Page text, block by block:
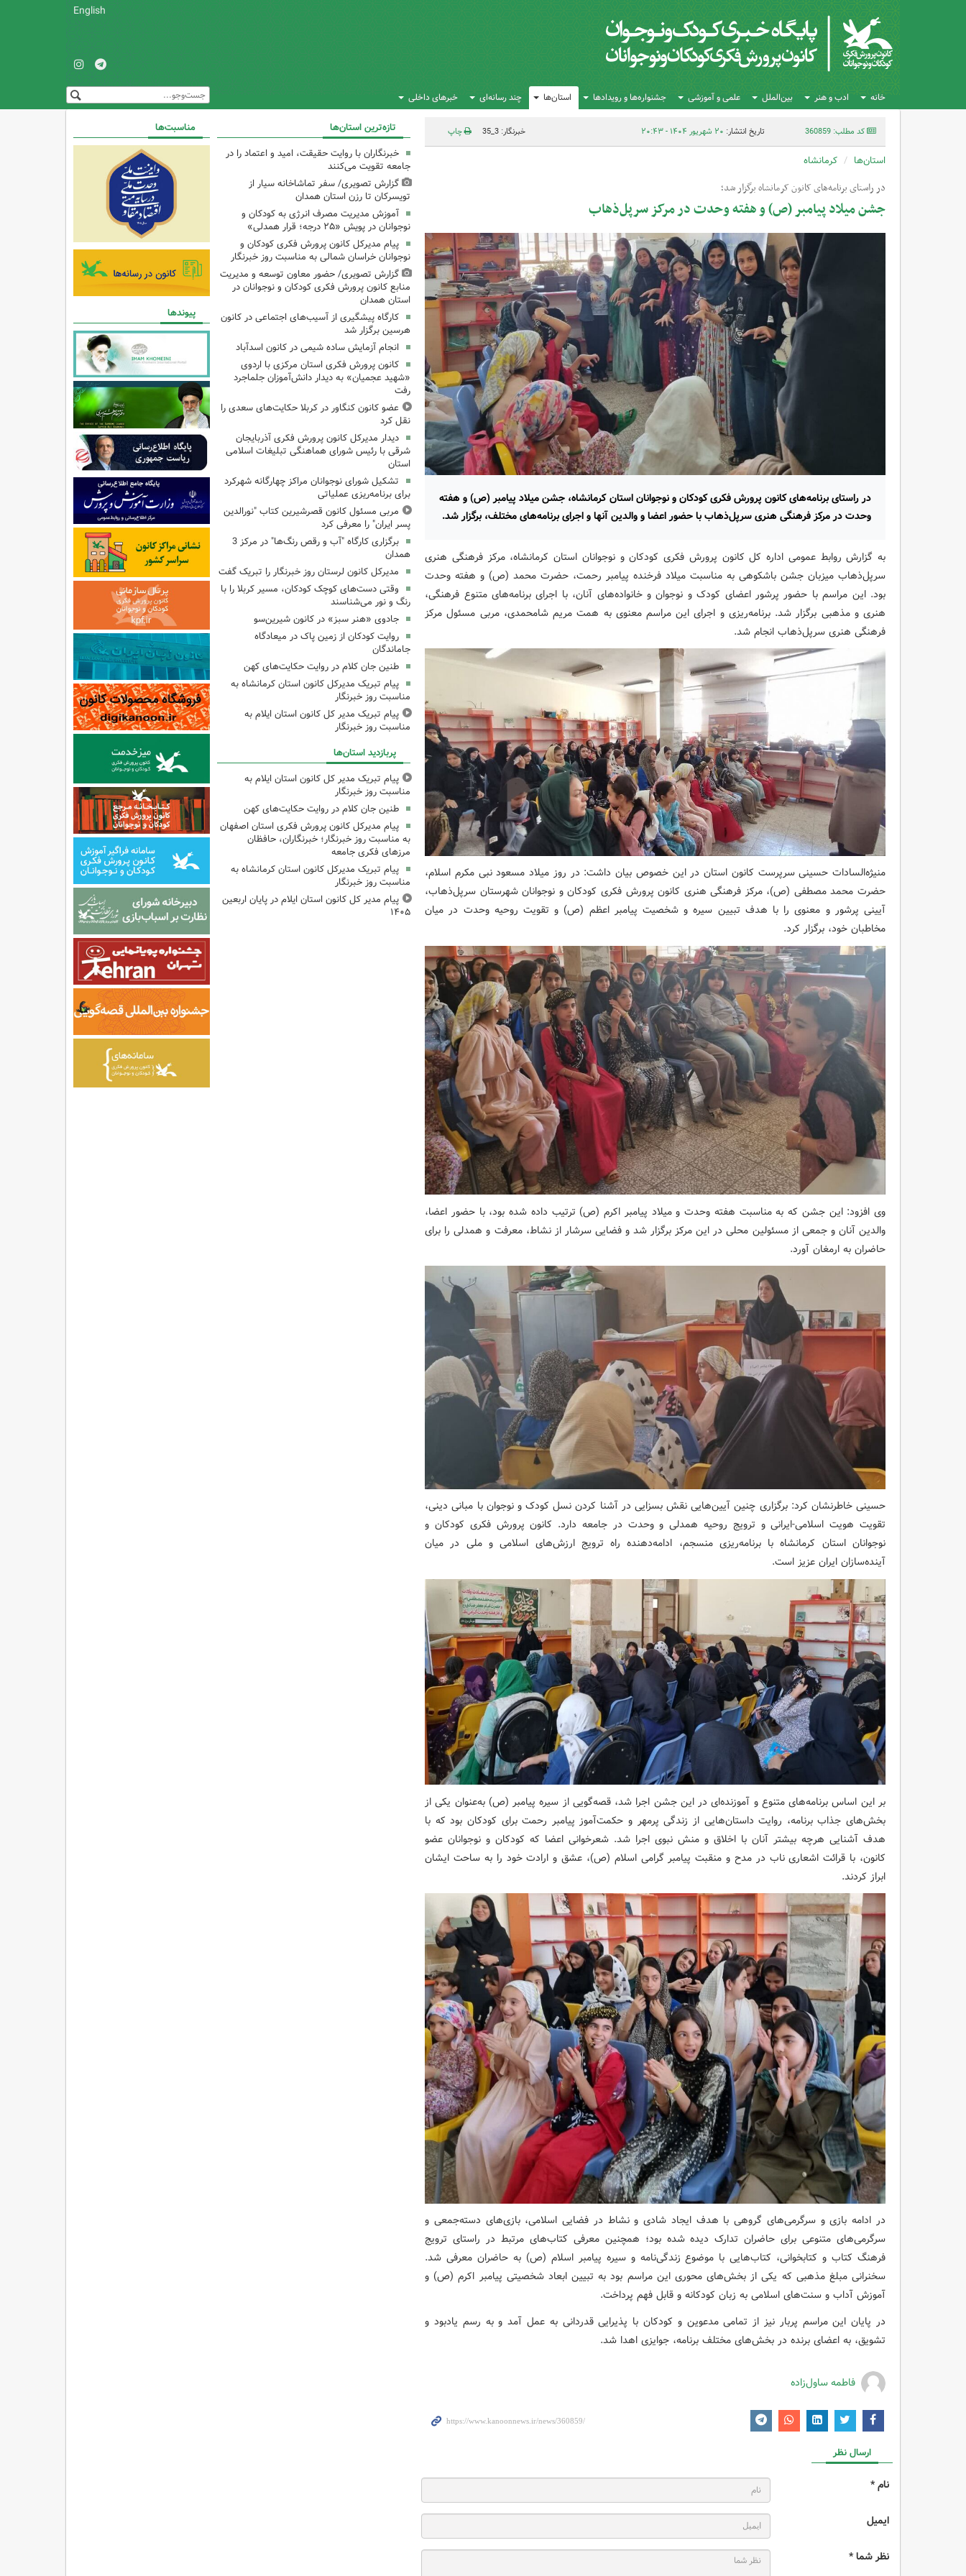
English
خانه ادب و هنر بین‌الملل علمی و آموزشی جشنواره‌ها و رویدادها استان‌ها چند رسانه‌ای خبرهای داخلی
کد مطلب: 360859 تاریخ انتشار: ۲۰ شهریور ۱۴۰۴ - ۲۰:۴۳ خبرنگار: 3_35 چاپ
استان‌ها کرمانشاه
در راستای برنامه‌های کانون کرمانشاه برگزار شد؛
جشن میلاد پیامبر (ص) و هفته وحدت در مرکز سرپل‌ذهاب
در راستای برنامه‌های کانون پرورش فکری کودکان و نوجوانان استان کرمانشاه، جشن میلاد پیامبر (ص) و هفته
وحدت در مرکز فرهنگی هنری سرپل‌ذهاب با حضور اعضا و والدین آنها و اجرای برنامه‌های مختلف، برگزار شد.
به گزارش روابط عمومی اداره کل کانون پرورش فکری کودکان و نوجوانان استان کرمانشاه، مرکز فرهنگی هنری
سرپل‌ذهاب میزبان جشن باشکوهی به مناسبت میلاد فرخنده پیامبر رحمت، حضرت محمد (ص) و هفته وحدت
بود. این مراسم با حضور پرشور اعضای کودک و نوجوان و خانواده‌های آنان، با اجرای برنامه‌های متنوع فرهنگی،
هنری و مذهبی برگزار شد. برنامه‌ریزی و اجرای این مراسم معنوی به همت مریم شامحمدی، مربی مسئول مرکز
فرهنگی هنری سرپل‌ذهاب انجام شد.
منیژه‌السادات حسینی سرپرست کانون استان در این خصوص بیان داشت: در روز میلاد مسعود نبی مکرم اسلام،
حضرت محمد مصطفی (ص)، مرکز فرهنگی هنری کانون پرورش فکری کودکان و نوجوانان شهرستان سرپل‌ذهاب،
آیینی پرشور و معنوی‌ را با هدف تبیین سیره و شخصیت پیامبر اعظم (ص) و تقویت روحیه وحدت در میان
مخاطبان خود، برگزار کرد.
وی افزود: این جشن که به مناسبت هفته وحدت و میلاد پیامبر اکرم (ص) ترتیب داده شده بود، با حضور اعضا،
والدین آنان و جمعی از مسئولین محلی در این مرکز برگزار شد و فضایی سرشار از نشاط، معرفت و همدلی را برای
حاضران به ارمغان آورد.
حسینی خاطرنشان کرد: برگزاری چنین آیین‌هایی نقش بسزایی در آشنا کردن نسل کودک و نوجوان با مبانی دینی،
تقویت هویت اسلامی-ایرانی و ترویج روحیه همدلی و وحدت در جامعه دارد. کانون پرورش فکری کودکان و
نوجوانان استان کرمانشاه با برنامه‌ریزی منسجم، ادامه‌دهنده راه ترویج ارزش‌های اسلامی و ملی در میان
آینده‌سازان ایران عزیز است.
بر این اساس برنامه‌های متنوع و آموزنده‌ای در این جشن اجرا شد، قصه‌گویی از سیره پیامبر (ص) به‌عنوان یکی از
بخش‌های جذاب برنامه، روایت داستان‌هایی از زندگی پرمهر و حکمت‌آموز پیامبر رحمت برای کودکان بود که با
هدف آشنایی هرچه بیشتر آنان با اخلاق و منش نبوی اجرا شد. شعرخوانی اعضا که کودکان و نوجوانان عضو
کانون، با قرائت اشعاری ناب در مدح و منقبت پیامبر گرامی اسلام (ص)، عشق و ارادت خود را به ساحت ایشان
ابراز کردند.
در ادامه بازی و سرگرمی‌های گروهی با هدف ایجاد شادی و نشاط در فضایی اسلامی، بازی‌های دسته‌جمعی و
سرگرمی‌های متنوعی برای حاضران تدارک دیده شده بود؛ همچنین معرفی کتاب‌های مرتبط در راستای ترویج
فرهنگ کتاب و کتابخوانی، کتاب‌هایی با موضوع زندگی‌نامه و سیره پیامبر اسلام (ص) به حاضران معرفی شد.
سخنرانی مبلغ مذهبی که یکی از بخش‌های محوری این مراسم بود به تبیین ابعاد شخصیتی پیامبر اکرم (ص) و
آموزش آداب و سنت‌های اسلامی به زبان کودکانه و قابل فهم پرداخت.
در پایان این مراسم پربار نیز از تمامی مدعوین و کودکان با پذیرایی قدردانی به عمل آمد و به رسم یادبود و
تشویق، به اعضای برنده در بخش‌های مختلف برنامه، جوایزی اهدا شد.
فاطمه ساول‌زاده
ارسال نظر
نام *
ایمیل
نظر شما *
تازه‌ترین استان‌ها
خبرنگاران با روایت حقیقت، امید و اعتماد را در
جامعه تقویت می‌کنند
گزارش تصویری/ سفر تماشاخانه سیار از
تویسرکان تا رزن استان همدان
آموزش مدیریت مصرف انرژی به کودکان و
نوجوانان در پویش «۲۵ درجه؛ قرار همدلی»
پیام مدیرکل کانون پرورش فکری کودکان و
نوجوانان خراسان شمالی به مناسبت روز خبرنگار
گزارش تصویری/ حضور معاون توسعه و مدیریت
منابع کانون پرورش فکری کودکان و نوجوانان در
استان همدان
کارگاه پیشگیری از آسیب‌های اجتماعی در کانون
هرسین برگزار شد
انجام آزمایش ساده شیمی در کانون اسدآباد
کانون پرورش فکری استان مرکزی با اردوی
«شهید عجمیان» به دیدار دانش‌آموزان جلماجرد
رفت
عضو کانون کنگاور در کربلا حکایت‌های سعدی را
نقل کرد
دیدار مدیرکل کانون پرورش فکری آذربایجان
شرقی با رئیس شورای هماهنگی تبلیغات اسلامی
استان
تشکیل شورای نوجوانان مراکز چهارگانه شهرکرد
برای برنامه‌ریزی عملیاتی
مربی مسئول کانون قصرشیرین کتاب "نورالدین
پسر ایران" را معرفی کرد
برگزاری کارگاه "آب و رقص رنگ‌ها" در مرکز 3
همدان
مدیرکل کانون لرستان روز خبرنگار را تبریک گفت
وقتی دست‌های کوچک کودکان، مسیر کربلا را با
رنگ و نور می‌شناسند
جادوی «هنر سبز» در کانون شیرین‌سو
روایت کودکان از زمین پاک در میعادگاه
جاماندگان
طنین جان کلام در روایت حکایت‌های کهن
پیام تبریک مدیرکل کانون استان کرمانشاه به
مناسبت روز خبرنگار
پیام تبریک مدیر کل کانون استان ایلام به
مناسبت روز خبرنگار
پربازدید استان‌ها
پیام تبریک مدیر کل کانون استان ایلام به
مناسبت روز خبرنگار
طنین جان کلام در روایت حکایت‌های کهن
پیام مدیرکل کانون پرورش فکری استان اصفهان
به مناسبت روز خبرنگار؛ خبرنگاران، حافظان
مرزهای فکری جامعه
پیام تبریک مدیرکل کانون استان کرمانشاه به
مناسبت روز خبرنگار
پیام مدیر کل کانون استان ایلام در پایان اربعین
۱۴۰۵
مناسبت‌ها
پیوندها